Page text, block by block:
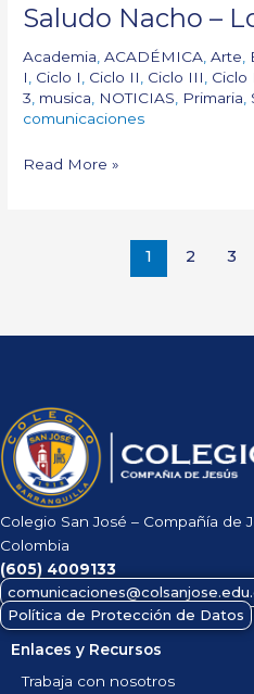
Saludo Nacho –
Academia,ACADÉMICA,Arte,
I, Ciclo I, Ciclo II, Ciclo III, Ciclo
3, musica, NOTICIAS, Primaria,
comunicaciones
Read More »
1 2 3
Colegio San José – Compañía de
Colombia
(605) 4009133
Política de Protección de Datos
Enlaces y Recursos
Trabaja con nosotros